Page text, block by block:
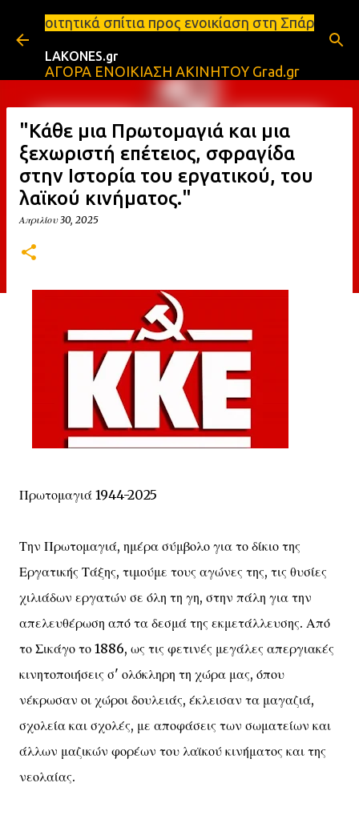
Μετάβαση στο κύριο περιεχόμενο
προς ενοικίαση στη Σπάρτη Ενοικιάσεις
LAKONES.gr
ΑΓΟΡΑ ΕΝΟΙΚΙΑΣΗ ΑΚΙΝΗΤΟΥ Grad.gr
"Κάθε μια Πρωτομαγιά και μια
ξεχωριστή επέτειος, σφραγίδα
στην Ιστορία του εργατικού, του
λαϊκού κινήματος."
Απριλίου 30, 2025
Πρωτομαγιά 1944-2025
Την Πρωτομαγιά, ημέρα σύμβολο για το δίκιο της
Εργατικής Τάξης, τιμούμε τους αγώνες της, τις θυσίες
χιλιάδων εργατών σε όλη τη γη, στην πάλη για την
απελευθέρωση από τα δεσμά της εκμετάλλευσης. Από
το Σικάγο το 1886, ως τις φετινές μεγάλες απεργιακές
κινητοποιήσεις σ' ολόκληρη τη χώρα μας, όπου
νέκρωσαν οι χώροι δουλειάς, έκλεισαν τα μαγαζιά,
σχολεία και σχολές, με αποφάσεις των σωματείων και
άλλων μαζικών φορέων του λαϊκού κινήματος και της
νεολαίας.